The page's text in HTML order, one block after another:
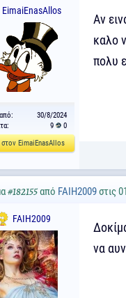
EimaiEnasAllos
30/8/2024
9
0
EimaiEnasAllos
Αν
καλο
πολυ
#182155από FAIH2009στις
FAIH2009
να